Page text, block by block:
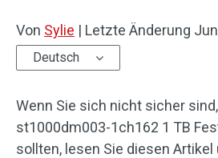
Von Sylie | Letzte Änderung
Deutsch
Wenn Sie sich nicht sicher
st1000dm003-1ch162 1 TB
sollten, lesen Sie diesen